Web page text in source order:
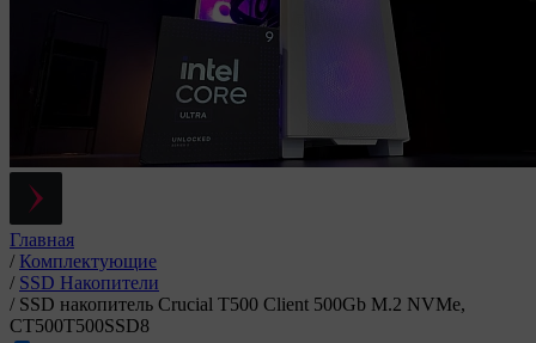
Главная
/ Комплектующие
/ SSD Накопители
/ SSD накопитель Crucial T500 Client 500Gb M.2 NVMe,
CT500T500SSD8